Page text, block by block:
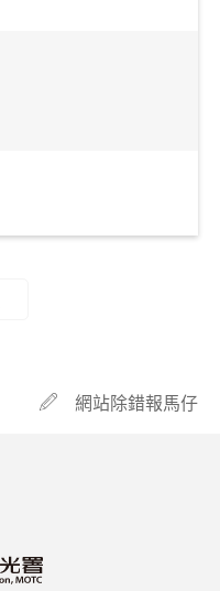
網站除錯報馬仔